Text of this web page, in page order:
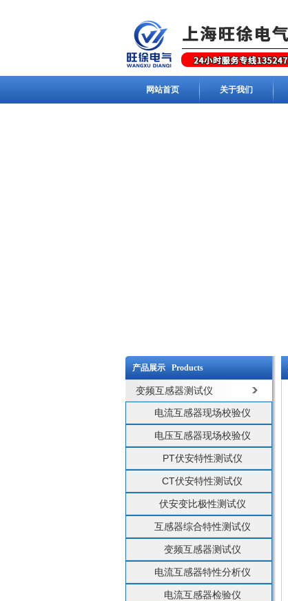
网站首页 关于我们
产品展示 Products
变频互感器测试仪
电流互感器现场校验仪
电压互感器现场校验仪
PT伏安特性测试仪
CT伏安特性测试仪
伏安变比极性测试仪
互感器综合特性测试仪
变频互感器测试仪
电流互感器特性分析仪
电流互感器检验仪